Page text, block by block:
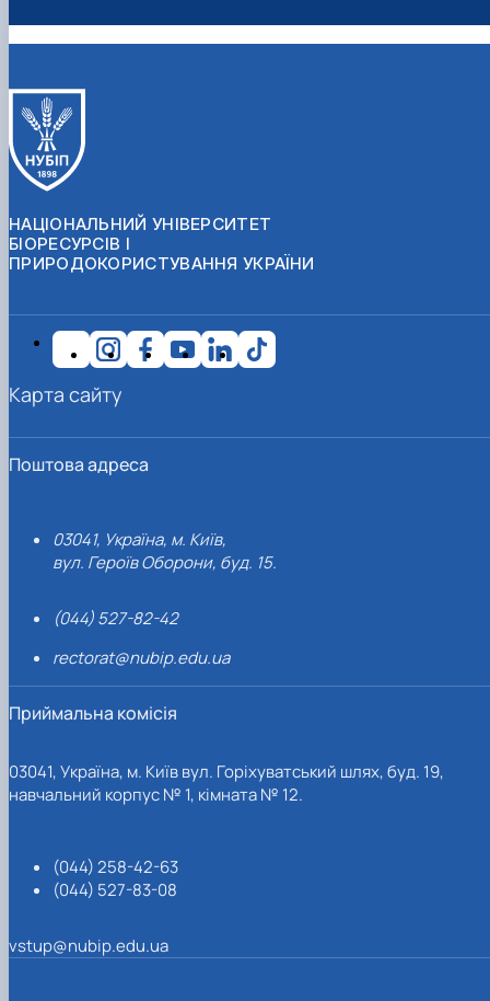
НАЦІОНАЛЬНИЙ УНІВЕРСИТЕТ
БІОРЕСУРСІВ І
ПРИРОДОКОРИСТУВАННЯ УКРАЇНИ
Поштова адреса
03041, Україна, м. Київ,
вул. Героїв Оборони, буд. 15.
(044) 527-82-42
rectorat@nubip.edu.ua
Приймальна комісія
03041, Україна, м. Київ вул. Горіхуватський шлях, буд. 19,
навчальний корпус № 1, кімната № 12.
(044) 258-42-63
(044) 527-83-08
vstup@nubip.edu.ua
Карта сайту